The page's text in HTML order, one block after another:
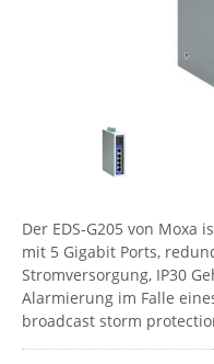
IP, WLAN & GSM Sensorik
IoT - Internet of Things
IPC, Industrielle
Wi-Fi - WLAN - Wireless
Serverräume
RMA / Rücksendung /
Contemporary
Enginko - mcf88
Fokus Technologies
Gefen
Der EDS-G205 von
mit 5 Gigabit Ports,
Stromversorgung, IP30
Alarmierung im Falle
broadcast storm